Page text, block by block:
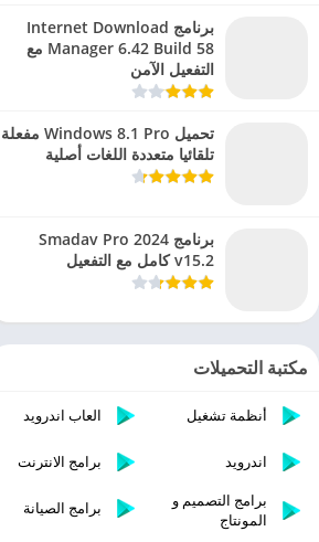
برنامج Internet Download
Manager 6.42 Build 58 مع
التفعيل الآمن
تحميل Windows 8.1 Pro مفعلة
تلقائيا متعددة اللغات أصلية
برنامج Smadav Pro 2024
v15.2 كامل مع التفعيل
مكتبة التحميلات
أنظمة تشغيل العاب اندرويد
اندرويد
برامج الانترنت
برامج التصميم و
المونتاج
برامج الصيانة